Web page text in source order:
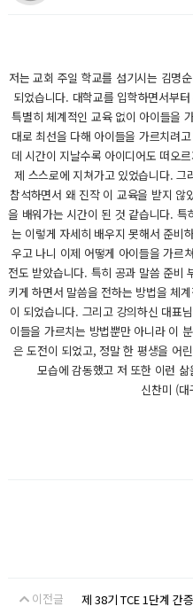
저는 교회 주일 학교를 섬기시는 김명
되었습니다. 대학교를 입학하면서부
특별히 체계적인 교육 없이 아이들을
대로 최선을 다해 아이들을 가르치려
데 시간이 지날수록 아이디어도 떠오
제 스스로에 지쳐가고 있었습니다. 그
참석하면서 왜 진작 이 교육을 받지 않
을 배워가는 시간이 된 것 같습니다. 특
는 이렇게 자세히 배우지 못해서 준비
우고 나니 이제 어떻게 아이들을 가르
전도 받았습니다. 특히 공과 말씀 준비
키게 하면서 말씀을 전하는 방법을 체
이 되었습니다. 그리고 강의하신 대표
이들을 가르치는 방법뿐만 아니라 이
은 도전이 되었고, 정말 한 평생을 어
모습에 감동했고 저 또한 이런
신찬미 (
이전글 제 38기 TCE 1단계 간